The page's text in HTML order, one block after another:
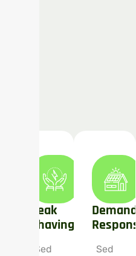
Peak
Shaving
Sed
Demand
Sed